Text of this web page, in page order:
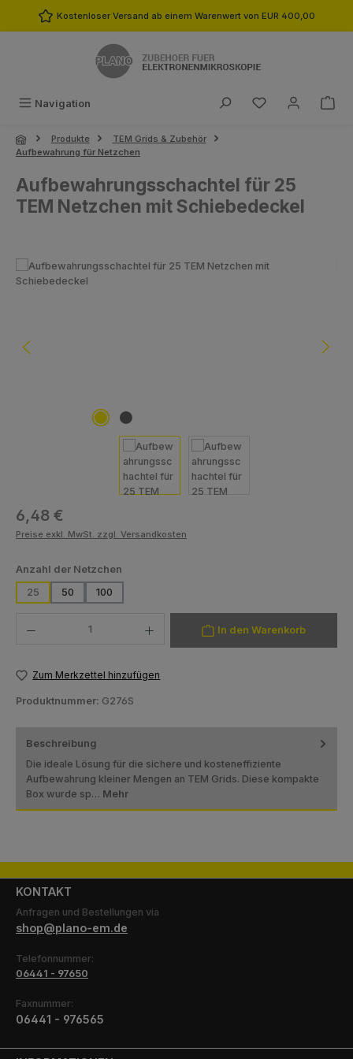
Zum Hauptinhalt springen
Kostenloser Versand ab einem Warenwert von EUR 400,00
Navigation Du hast 0
Produkte
TEM Grids & Zubehör
Aufbewahrung für Netzchen
Aufbewahrungsschachtel für 25
TEM Netzchen mit Schiebedeckel
Bildergalerie überspringen
Regulärer Preis:
6,48 €
Preise exkl. MwSt. zzgl. Versandkosten
Anzahl der Netzchen
25
50 100
In den Warenkorb
Zum Merkzettel hinzufügen
Produktnummer: G276S
Beschreibung
Die ideale Lösung für die sichere und kosteneffiziente
Aufbewahrung kleiner Mengen an TEM Grids. Diese kompakte
Box wurde sp… Mehr
KONTAKT
Anfragen und Bestellungen via
shop@plano-em.de
Telefonnummer:
06441 - 97650
Faxnummer:
06441 - 976565